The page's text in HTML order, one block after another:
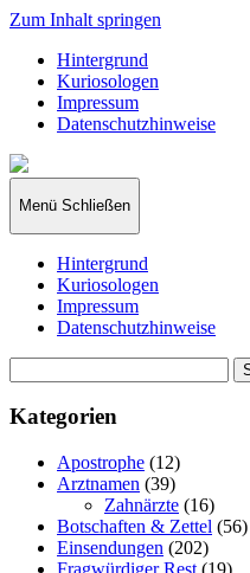
Zum Inhalt springen
Hintergrund
Kuriosologen
Impressum
Datenschutzhinweise
kuriosologie.de
Menü Schließen
Hintergrund
Kuriosologen
Impressum
Datenschutzhinweise
nach:
Kategorien
Apostrophe (12)
Arztnamen (39)
Zahnärzte (16)
Botschaften & Zettel (56)
Einsendungen (202)
Fragwürdiger Rest (19)